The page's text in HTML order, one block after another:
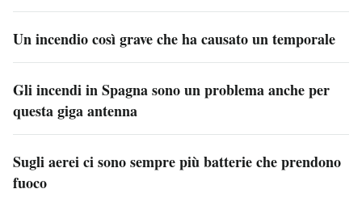
Un incendio così grave che ha causato un temporale
Gli incendi in Spagna sono un problema anche per
questa giga antenna
Sugli aerei ci sono sempre più batterie che prendono
fuoco